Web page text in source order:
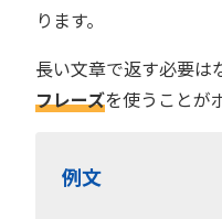
ります。
長い文章で返す必要は
フレーズを使うことが
例文